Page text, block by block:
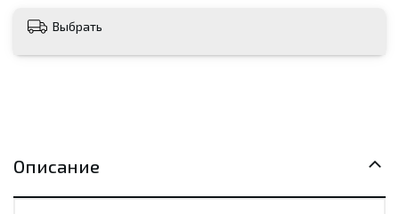
Выбрать
Описание